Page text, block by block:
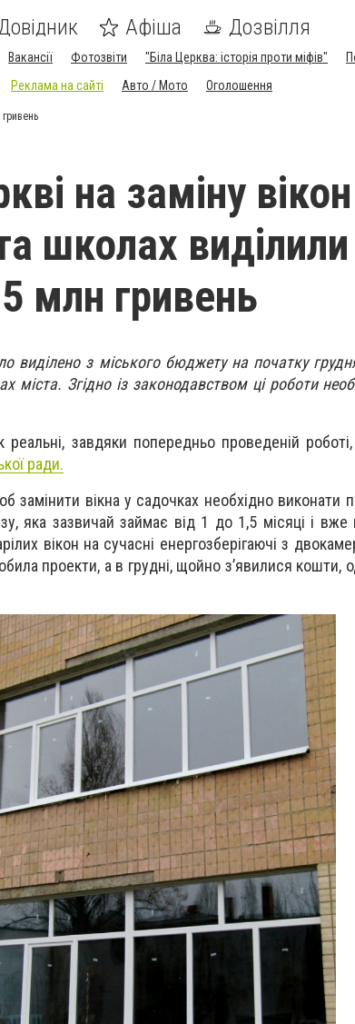
Афіша Дозвілля
Вакансії Фотозвіти "Біла Церква: історія проти міфів"
Реклама на сайті Авто / Мото Оголошення
на заміну
школах виділили
млн гривень
виділено з міського бюджету на початку
міста. Згідно із законодавством ці роботи
реальні, завдяки попередньо проведеній
ради.
замінити вікна у садочках необхідно виконати
яка зазвичай займає від 1 до 1,5 місяці і
вікон на сучасні енергозберігаючі з
проекти, а в грудні, щойно з’явилися кошти,